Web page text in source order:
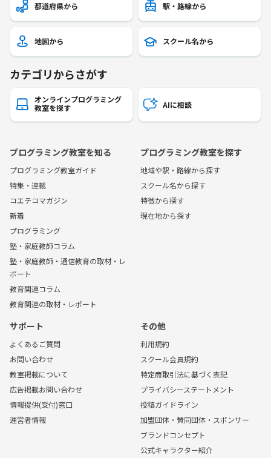
都道府県から 駅・路線から
地図から スクール名から
カテゴリからさがす
オンラインプログラミング
教室を探す
AIに相談
プログラミング教室を知る
プログラミング教室ガイド
特集・連載
コエテコマガジン
新着
プログラミング
塾・家庭教師コラム
塾・家庭教師・通信教育の取材・レ
ポート
教育関連コラム
教育関連の取材・レポート
プログラミング教室を探す
地域や駅・路線から探す
スクール名から探す
特徴から探す
現在地から探す
サポート
よくあるご質問
お問い合わせ
教室掲載について
広告掲載お問い合わせ
情報提供(受付)窓口
運営者情報
その他
利用規約
スクール会員規約
特定商取引法に基づく表記
プライバシーステートメント
投稿ガイドライン
加盟団体・賛同団体・スポンサー
ブランドコンセプト
公式キャラクター紹介